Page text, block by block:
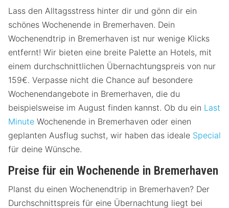
Lass den Alltagsstress hinter dir und gönn dir ein
schönes Wochenende in Bremerhaven. Dein
Wochenendtrip in Bremerhaven ist nur wenige Klicks
entfernt! Wir bieten eine breite Palette an Hotels, mit
einem durchschnittlichen Übernachtungspreis von nur
159€. Verpasse nicht die Chance auf besondere
Wochenendangebote in Bremerhaven, die du
beispielsweise im August finden kannst. Ob du ein Last
Minute Wochenende in Bremerhaven oder einen
geplanten Ausflug suchst, wir haben das ideale Special
für deine Wünsche.
Preise für ein Wochenende in Bremerhaven
Planst du einen Wochenendtrip in Bremerhaven? Der
Durchschnittspreis für eine Übernachtung liegt bei